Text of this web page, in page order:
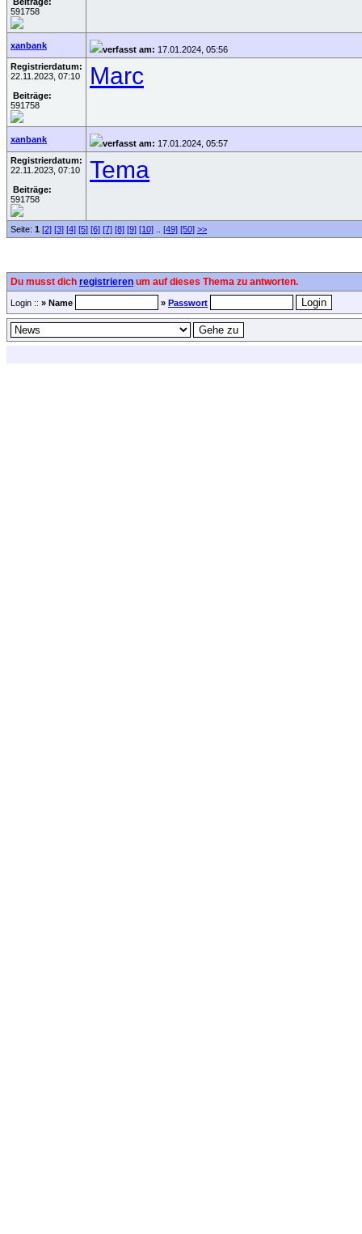
591758
xanbank verfasst am: 17.01.2024, 05:56
Registrierdatum:
22.11.2023, 07:10
Beiträge:
591758
Marc
xanbank verfasst am: 17.01.2024, 05:57
Registrierdatum:
22.11.2023, 07:10
Beiträge:
591758
Tema
Seite: 1 [2] [3] [4] [5] [6] [7] [8] [9] [10] [49] [50] >>
Du musst dich registrieren um auf dieses Thema zu antworten.
Login :: » Name » Passwort